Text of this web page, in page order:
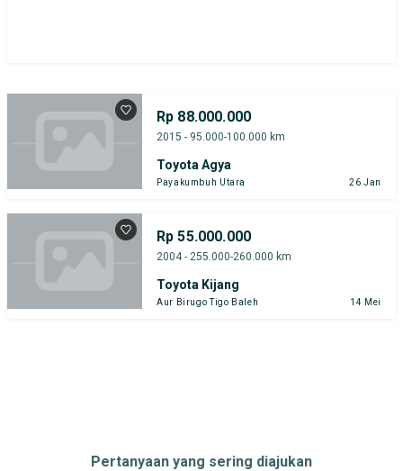
Rp 88.000.000
2015 - 95.000-100.000 km
Toyota Agya
Payakumbuh Utara 26 Jan
Rp 55.000.000
2004 - 255.000-260.000 km
Toyota Kijang
Aur Birugo Tigo Baleh 14 Mei
Pertanyaan yang sering diajukan